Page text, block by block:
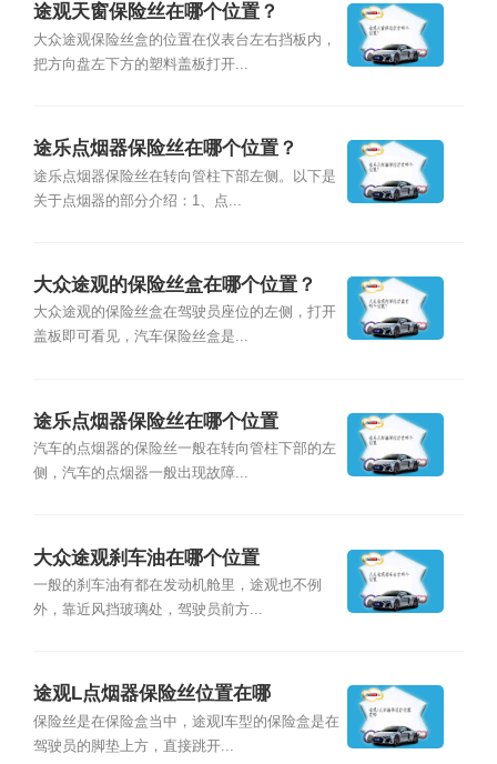
途观天窗保险丝在哪个位置？
大众途观保险丝盒的位置在仪表台左右挡板内，
把方向盘左下方的塑料盖板打开...
途乐点烟器保险丝在哪个位置？
途乐点烟器保险丝在转向管柱下部左侧。以下是
关于点烟器的部分介绍：1、点...
大众途观的保险丝盒在哪个位置？
大众途观的保险丝盒在驾驶员座位的左侧，打开
盖板即可看见，汽车保险丝盒是...
途乐点烟器保险丝在哪个位置
汽车的点烟器的保险丝一般在转向管柱下部的左
侧，汽车的点烟器一般出现故障...
大众途观刹车油在哪个位置
一般的刹车油有都在发动机舱里，途观也不例
外，靠近风挡玻璃处，驾驶员前方...
途观L点烟器保险丝位置在哪
保险丝是在保险盒当中，途观l车型的保险盒是在
驾驶员的脚垫上方，直接跳开...